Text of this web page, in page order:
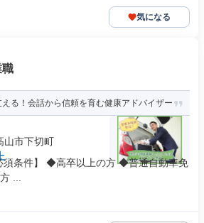
気になる
職
る！会話から信頼を育む健康アドバイザー
山市下切町
須条件】 ◆高卒以上の方 ◆普通自動車免
...